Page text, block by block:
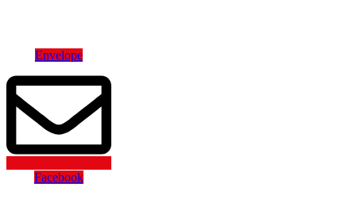
Envelope
Facebook